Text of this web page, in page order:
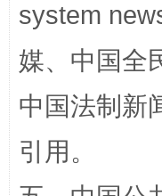
镜头丨大
system
媒、中国全
中国法制新
引用。